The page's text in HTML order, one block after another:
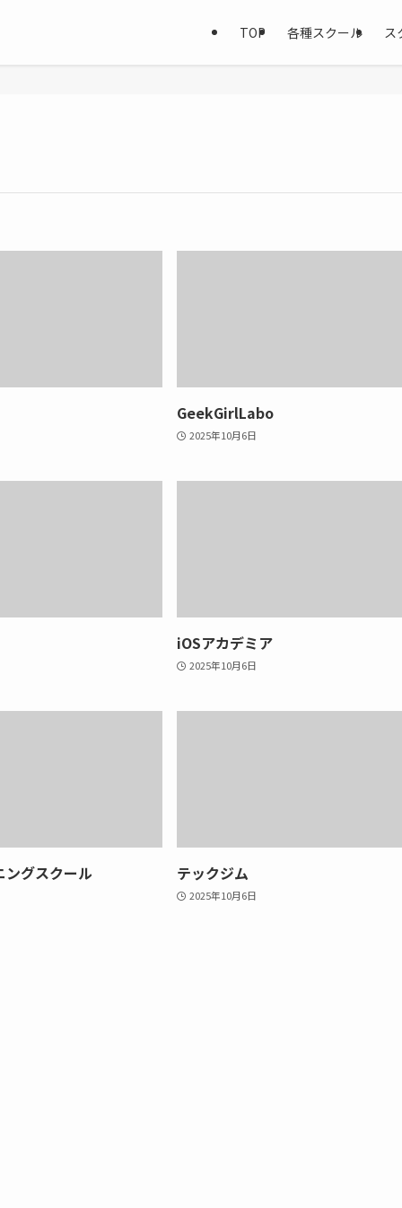
TOP 各種スクール ス
GeekGirlLabo
2025年10月6日
iOSアカデミア
2025年10月6日
ングスクール テックジム
2025年10月6日